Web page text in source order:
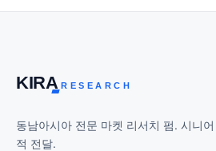
KIRA RESEARCH
동남아시아 전문 마켓 리서치 펌. 시니
적 전달.